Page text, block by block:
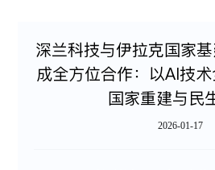
深兰科技与伊拉克国家
成全方位合作：以AI技
国家重建与民
2026-01-17